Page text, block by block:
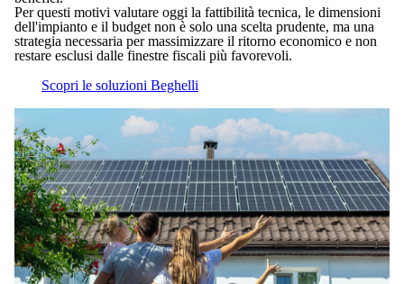
Per questi motivi valutare oggi la fattibilità tecnica, le dimensioni
dell'impianto e il budget non è solo una scelta prudente, ma una
strategia necessaria per massimizzare il ritorno economico e non
restare esclusi dalle finestre fiscali più favorevoli.
Scopri le soluzioni Beghelli